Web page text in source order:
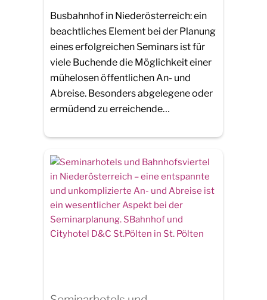
Busbahnhof in Niederösterreich: ein
beachtliches Element bei der Planung
eines erfolgreichen Seminars ist für
viele Buchende die Möglichkeit einer
mühelosen öffentlichen An- und
Abreise. Besonders abgelegene oder
ermüdend zu erreichende…